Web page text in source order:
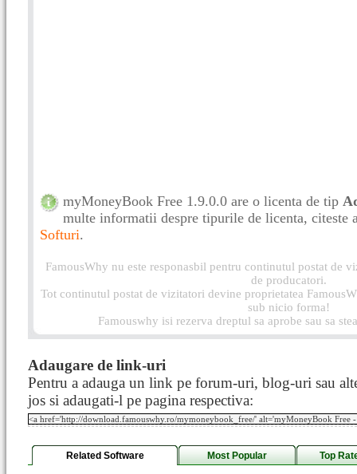
myMoneyBook Free 1.9.0.0 are o licenta de tip
multe informatii despre tipurile de licenta, citeste
Softuri.
FamousWhy nu este responasbil pentru continutul postat de
de producatori.
Tot continutul postat de vizitatori devine proprietatea
sub nicio forma!
Famouswhy isi rezerva dreptul sa aprobe sau sa
Adaugare de link-uri
Pentru a adauga un link pe forum-uri, blog-uri sau
jos si adaugati-l pe pagina respectiva:
Related Software Most Popular Top